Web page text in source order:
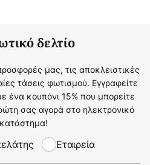
δελτίο
μας, τις αποκλειστικές
τάσεις φωτισμού. Εγγραφείτε
ένα κουπόνι 15% που μπορείτε
σας αγορά στο ηλεκτρονικό
Εταιρεία